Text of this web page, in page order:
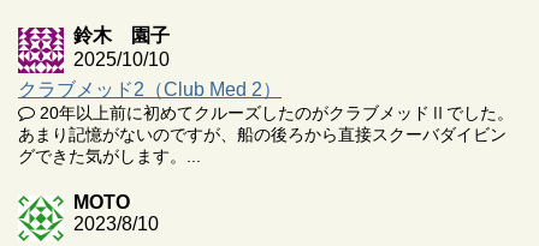
鈴木 園子
2025/10/10
クラブメッド2（Club Med 2）
20年以上前に初めてクルーズしたのがクラブメッドⅡでした。
あまり記憶がないのですが、船の後ろから直接スクーバダイビン
グできた気がします。...
MOTO
2023/8/10